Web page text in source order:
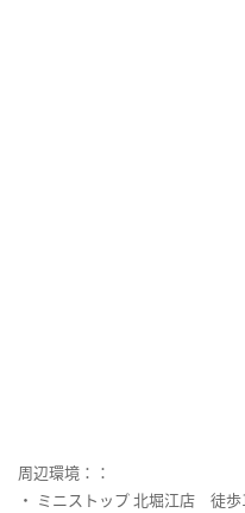
周辺環境：：
・ ミニストップ 北堀江店 徒歩